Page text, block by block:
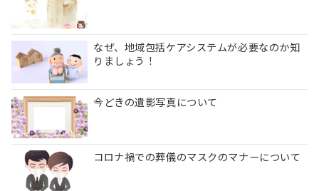
なぜ、地域包括ケアシステムが必要なのか知
りましょう！
今どきの遺影写真について
コロナ禍での葬儀のマスクのマナーについて